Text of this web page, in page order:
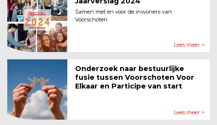
Samen met en voor de inwoners van
Voorschoten
Lees meer >
Onderzoek naar bestuurlijke
fusie tussen Voorschoten Voor
Elkaar en Participe van start
Lees meer >